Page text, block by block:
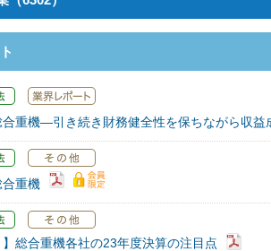
合重機―引き続き財務健全性を保ちながら収
合重機
】総合重機各社の23年度決算の注目点